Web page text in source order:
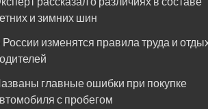
и зимних шин
России изменятся правила труда и
главные ошибки при покупке
с пробегом